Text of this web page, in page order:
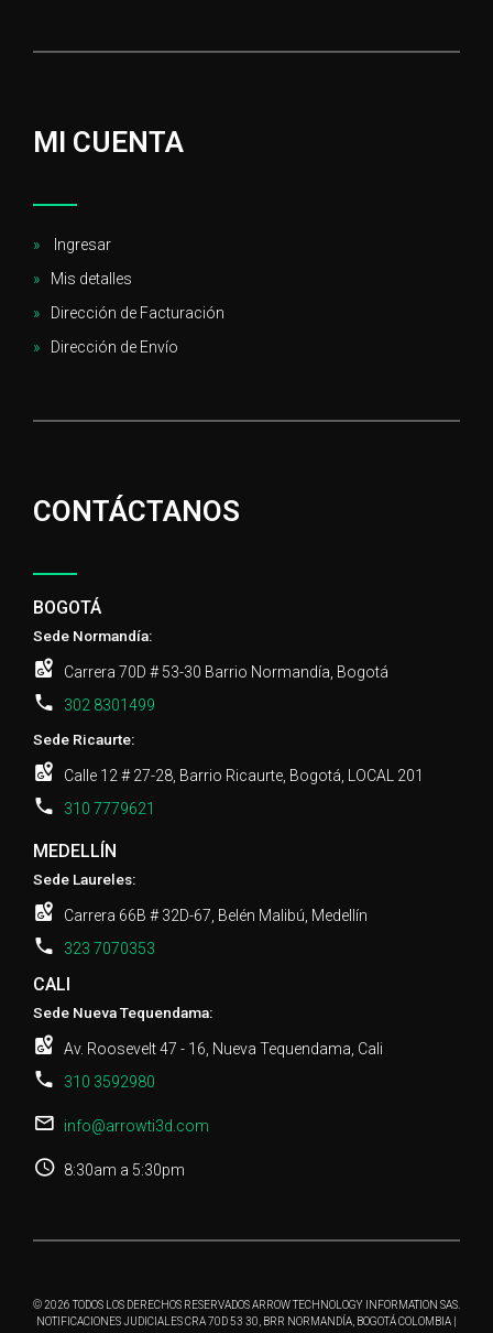
MI CUENTA
Ingresar
Mis detalles
Dirección de Facturación
Dirección de Envío
CONTÁCTANOS
BOGOTÁ
Sede Normandía:
Carrera 70D # 53-30 Barrio Normandía, Bogotá
302 8301499
Sede Ricaurte:
Calle 12 # 27-28, Barrio Ricaurte, Bogotá, LOCAL 201
310 7779621
MEDELLÍN
Sede Laureles:
Carrera 66B # 32D-67, Belén Malibú, Medellín
323 7070353
CALI
Sede Nueva Tequendama:
Av. Roosevelt 47 - 16, Nueva Tequendama, Cali
310 3592980
info@arrowti3d.com
8:30am a 5:30pm
© 2026 TODOS LOS DERECHOS RESERVADOS ARROW TECHNOLOGY INFORMATION SAS.
NOTIFICACIONES JUDICIALES CRA 70D 53 30, BRR NORMANDÍA, BOGOTÁ COLOMBIA |